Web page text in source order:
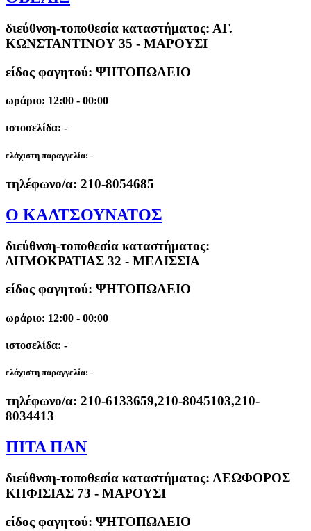
διεύθνση-τοποθεσία καταστήματος: ΑΓ.
ΚΩΝΣΤΑΝΤΙΝΟΥ 35 - ΜΑΡΟΥΣΙ
είδος φαγητού: ΨΗΤΟΠΩΛΕΙΟ
ωράριο: 12:00 - 00:00
ιστοσελίδα: -
ελάχιστη παραγγελία: -
τηλέφωνο/α: 210-8054685
Ο ΚΑΛΤΣΟΥΝΑΤΟΣ
διεύθνση-τοποθεσία καταστήματος:
ΔΗΜΟΚΡΑΤΙΑΣ 32 - ΜΕΛΙΣΣΙΑ
είδος φαγητού: ΨΗΤΟΠΩΛΕΙΟ
ωράριο: 12:00 - 00:00
ιστοσελίδα: -
ελάχιστη παραγγελία: -
τηλέφωνο/α: 210-6133659,210-8045103,210-
8034413
ΠΙΤΑ ΠΑΝ
διεύθνση-τοποθεσία καταστήματος: ΛΕΩΦΟΡΟΣ
ΚΗΦΙΣΙΑΣ 73 - ΜΑΡΟΥΣΙ
είδος φαγητού: ΨΗΤΟΠΩΛΕΙΟ